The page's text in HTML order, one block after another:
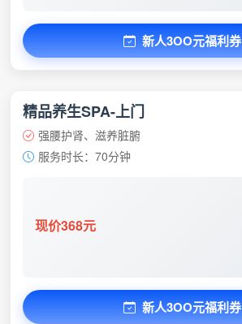
新人3OO元福利券
精品养生SPA-上门
强腰护肾、滋养脏腑
服务时长：70分钟
现价368元
新人3OO元福利券